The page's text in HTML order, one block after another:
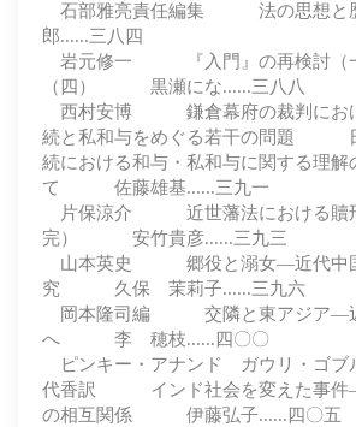
石部雅亮責任編集 法の思想
郎......三八四
岩元修一 『入門』の再検討（
（四） 黒瀬にな......三八八
西村安博 鎌倉幕府の裁判におけ
続と私和与をめぐる若干の問題
続における和与・私和与に関する理解
て 佐藤雄基......三九一
片保涼介 近世藩法における贖刑
完） 安竹貴彦......三九三
山本英史 郷役と溺女―近代中国
究 久保 茉莉子......三九六
岡本隆司編 交隣と東アジア―近
へ 李 穂枝......四〇〇
ピンキー・アナンド ガウリ・ゴブ
代香訳 インド社会を変えた事件―
の相互関係 伊藤弘子......四〇五